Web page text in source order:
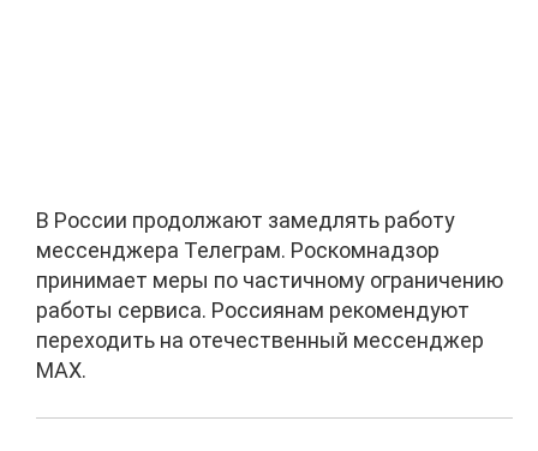
В России продолжают замедлять работу
мессенджера Телеграм. Роскомнадзор
принимает меры по частичному ограничению
работы сервиса. Россиянам рекомендуют
переходить на отечественный мессенджер
МАХ.